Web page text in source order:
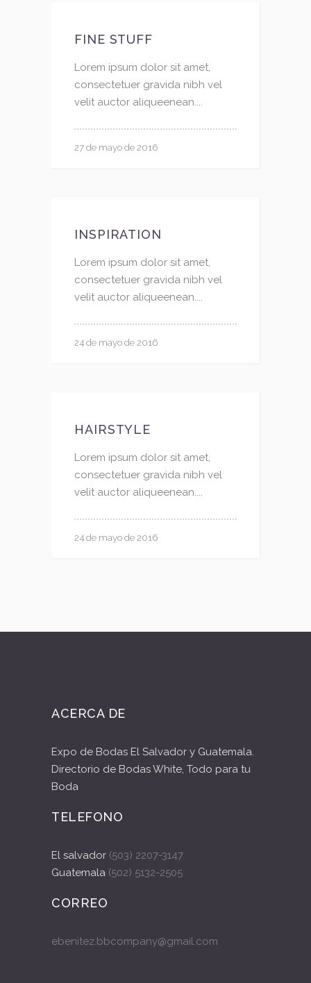
FINE STUFF
Lorem ipsum dolor sit amet,
consectetuer gravida nibh vel
velit auctor aliqueenean....
27 de mayo de 2016
INSPIRATION
Lorem ipsum dolor sit amet,
consectetuer gravida nibh vel
velit auctor aliqueenean....
24 de mayo de 2016
HAIRSTYLE
Lorem ipsum dolor sit amet,
consectetuer gravida nibh vel
velit auctor aliqueenean....
24 de mayo de 2016
ACERCA DE
Expo de Bodas El Salvador y Guatemala.
Directorio de Bodas White, Todo para tu
Boda
TELEFONO
El salvador (503) 2207-3147
Guatemala (502) 5132-2505
CORREO
ebenitez.bbcompany@gmail.com